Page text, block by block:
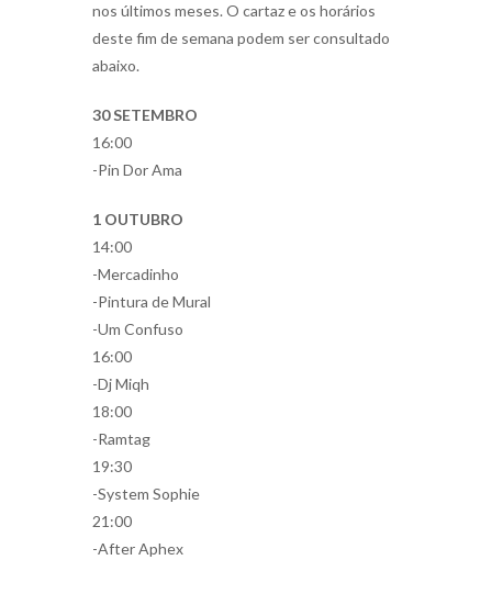
nos últimos meses. O cartaz e os horários
deste fim de semana podem ser consultado
abaixo.
30 SETEMBRO
16:00
-Pin Dor Ama
1 OUTUBRO
14:00
-Mercadinho
-Pintura de Mural
-Um Confuso
16:00
-Dj Miqh
18:00
-Ramtag
19:30
-System Sophie
21:00
-After Aphex